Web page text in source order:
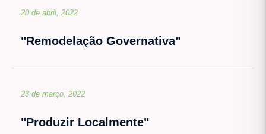
20 de abril, 2022
"Remodelação Governativa"
23 de março, 2022
"Produzir Localmente"